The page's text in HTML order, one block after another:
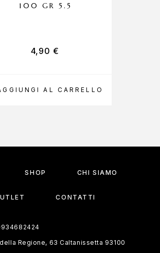
AL CARRELLO
100 GR 5.5
4,90 €
SHOP CHI SIAMO
CONTATTI
Regione, 63 Caltanissetta 93100